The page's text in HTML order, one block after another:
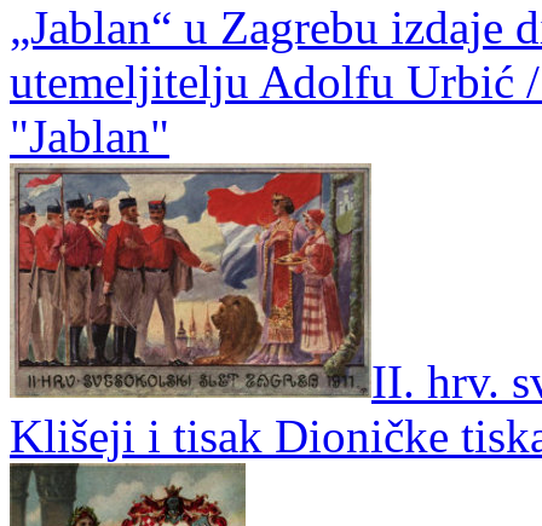
„Jablan“ u Zagrebu izdaje
utemeljitelju Adolfu Urbić
"Jablan"
II. hrv.
Klišeji i tisak Dioničke